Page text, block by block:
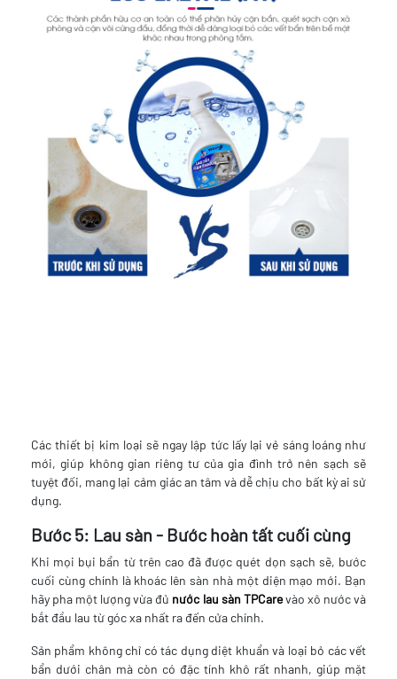
Các thiết bị kim loại sẽ ngay lập tức lấy lại vẻ sáng loáng như
mới, giúp không gian riêng tư của gia đình trở nên sạch sẽ
tuyệt đối, mang lại cảm giác an tâm và dễ chịu cho bất kỳ ai sử
dụng.
Bước 5: Lau sàn - Bước hoàn tất cuối cùng
Khi mọi bụi bẩn từ trên cao đã được quét dọn sạch sẽ, bước
cuối cùng chính là khoác lên sàn nhà một diện mạo mới. Bạn
hãy pha một lượng vừa đủ nước lau sàn TPCarevào xô nước và
bắt đầu lau từ góc xa nhất ra đến cửa chính.
Sản phẩm không chỉ có tác dụng diệt khuẩn và loại bỏ các vết
bẩn dưới chân mà còn có đặc tính khô rất nhanh, giúp mặt